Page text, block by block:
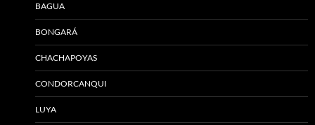
BAGUA
BONGARÁ
CHACHAPOYAS
CONDORCANQUI
LUYA